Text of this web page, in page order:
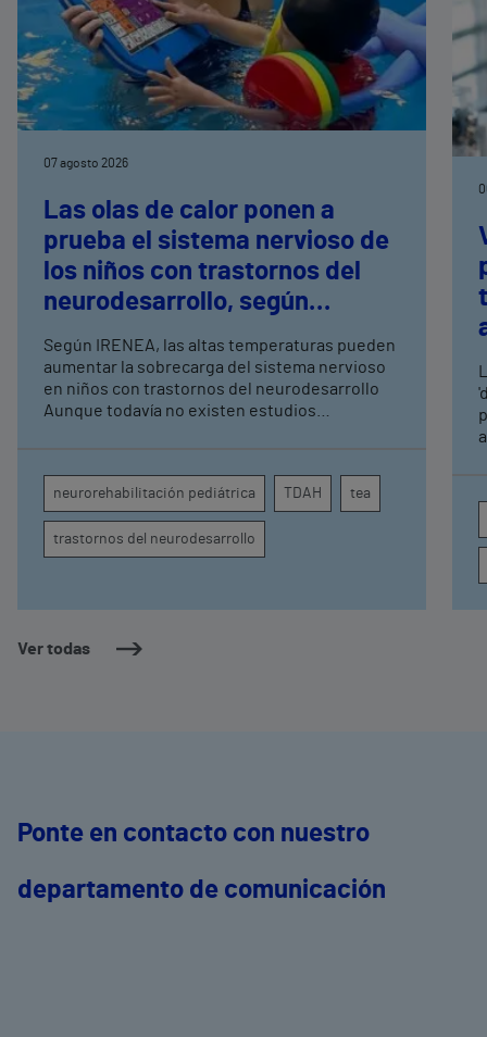
Ver todas
07 agosto 2026
Las olas de calor ponen a
prueba el sistema nervioso de
los niños con trastornos del
neurodesarrollo, según
neurorrehabilitación
pediátrica de Vithas
Según IRENEA, las altas temperaturas pueden
aumentar la sobrecarga del sistema nervioso
en niños con trastornos del neurodesarrollo
Aunque todavía no existen estudios
atención, la regulación emocional y la
conducta
neurorehabilitación pediátrica TDAH tea
trastornos del neurodesarrollo
Ponte en contacto con nuestro
departamento de comunicación